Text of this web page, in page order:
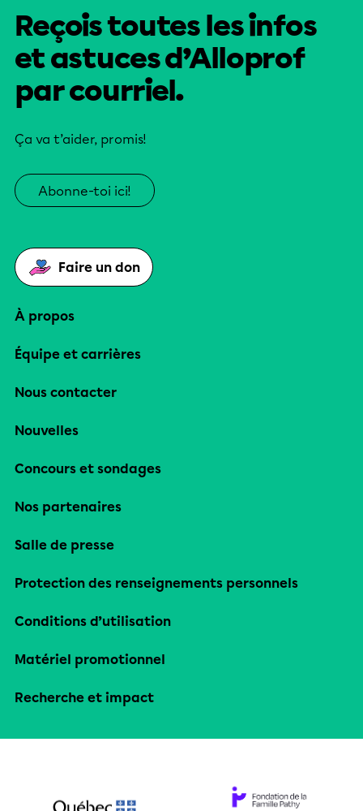
Reçois toutes les infos
et astuces d’Alloprof
par courriel.
Ça va t’aider, promis!
Abonne-toi ici!
Faire un don
À propos
Équipe et carrières
Nous contacter
Nouvelles
Concours et sondages
Nos partenaires
Salle de presse
Protection des renseignements personnels
Conditions d’utilisation
Matériel promotionnel
Recherche et impact